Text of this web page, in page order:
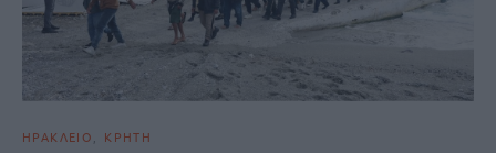
ΗΡΑΚΛΕΙΟ ΚΡΗΤΗ